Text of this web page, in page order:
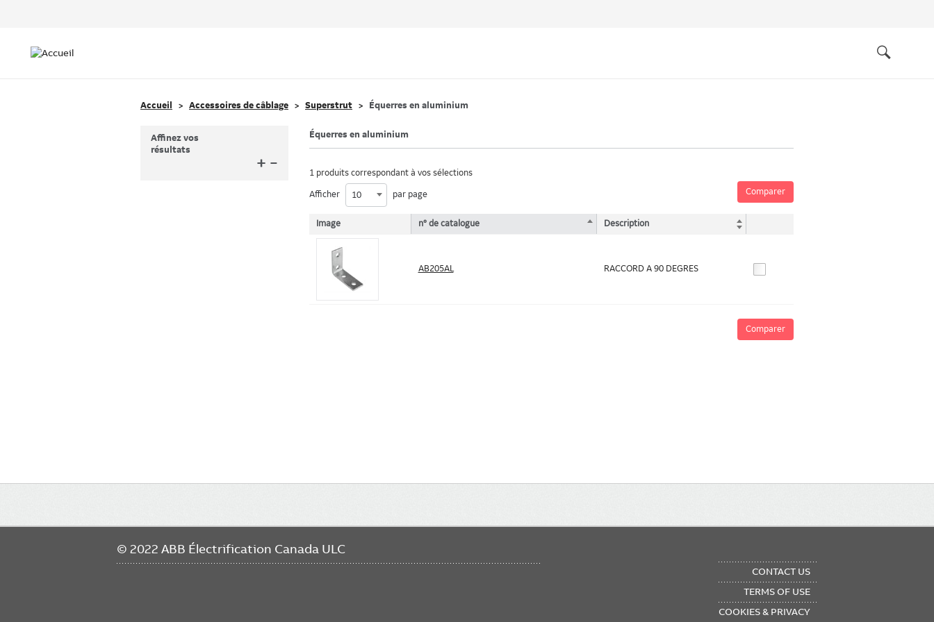
navigation
Accueil Accessoires de câblage Superstrut Équerres en aluminium
Équerres en aluminium
Comparer
1 produits correspondant à vos sélections
Afficher 10 par page
Image n° de catalogue Description
AB205AL RACCORD A 90 DEGRES
Comparer
Affinez vos
résultats
–
+
navigation
© 2022 ABB Électrification Canada ULC
CONTACT US
TERMS OF USE
COOKIES & PRIVACY